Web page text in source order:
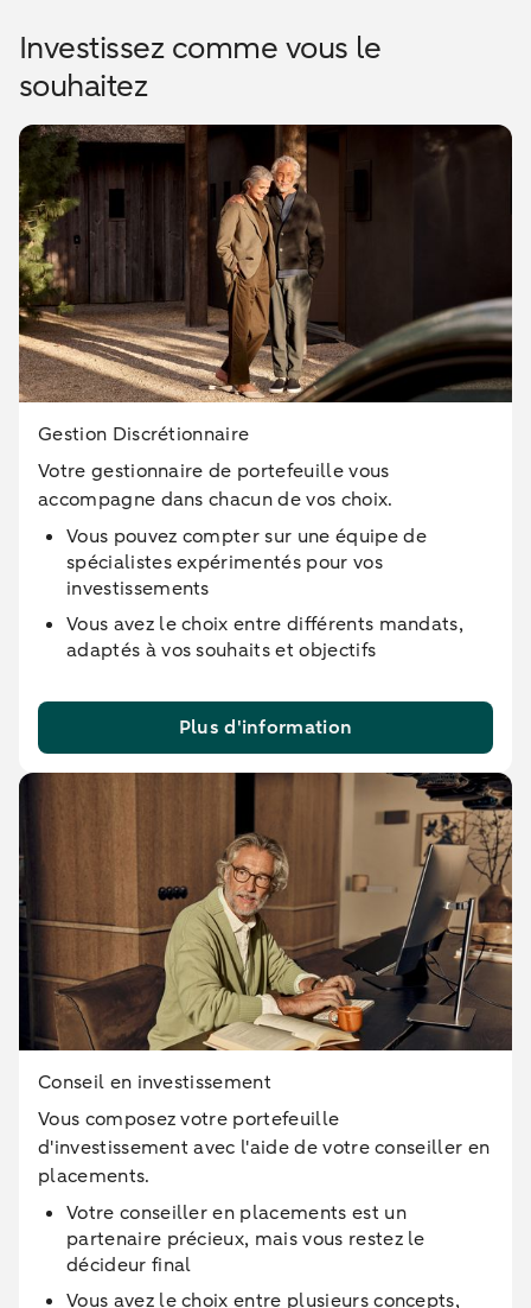
Investissez comme vous le
souhaitez
Gestion Discrétionnaire
Votre gestionnaire de portefeuille vous
accompagne dans chacun de vos choix.
Vous pouvez compter sur une équipe de
spécialistes expérimentés pour vos
investissements
Vous avez le choix entre différents mandats,
adaptés à vos souhaits et objectifs
Plus d'information
Conseil en investissement
Vous composez votre portefeuille
d'investissement avec l'aide de votre conseiller en
placements.
Votre conseiller en placements est un
partenaire précieux, mais vous restez le
décideur final
Vous avez le choix entre plusieurs concepts,